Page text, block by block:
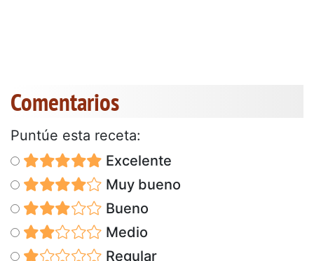
Comentarios
Puntúe esta receta:
Excelente
Muy bueno
Bueno
Medio
Regular